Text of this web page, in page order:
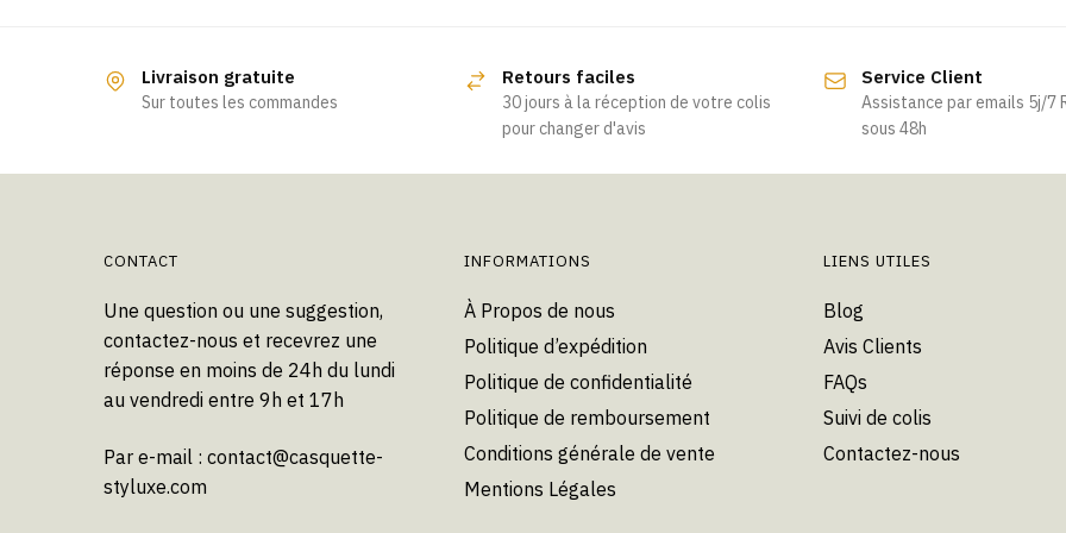
plusieurs
variations.
options
la
page
du
produit
variations.
Les
peuvent
du
produit
variations.
peuvent
Livraison gratuite
Sur toutes les commandes
Retours faciles
30 jours à la réception de votre colis
pour changer d'avis
Service Client
Assistance par emails 5j/7
sous 48h
CONTACT
Une question ou une suggestion,
contactez-nous et recevrez une
réponse en moins de 24h du lundi
au vendredi entre 9h et 17h
Par e-mail : contact@casquette-
styluxe.com
INFORMATIONS
À Propos de nous
Politique d’expédition
Politique de confidentialité
Politique de remboursement
Conditions générale de vente
Mentions Légales
LIENS UTILES
Blog
Avis Clients
FAQs
Suivi de colis
Contactez-nous